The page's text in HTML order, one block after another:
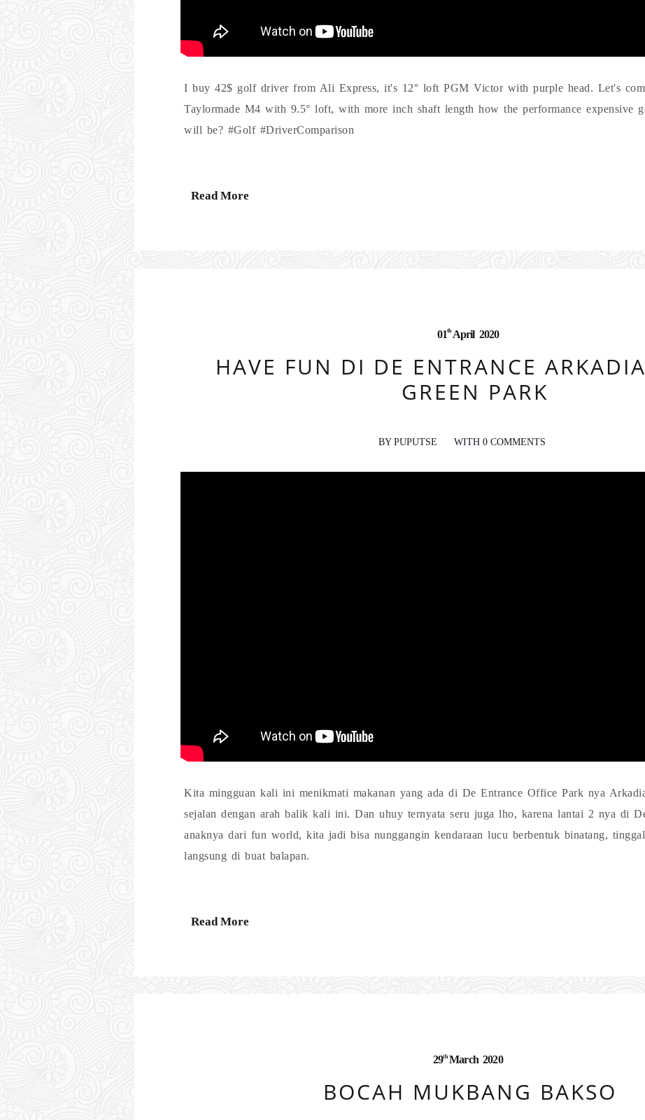
I buy 42$ golf driver from Ali Express, it's 12° loft PGM Victor with purple head. Let's
Taylormade M4 with 9.5° loft, with more inch shaft length how the performance expensive
will be? #Golf #DriverComparison
Read More
01th April 2020
HAVE FUN DI DE ENTRANCE
GREEN PARK
BY PUPUTSE WITH 0 COMMENTS
Kita mingguan kali ini menikmati makanan yang ada di De Entrance Office Park nya
sejalan dengan arah balik kali ini. Dan uhuy ternyata seru juga lho, karena lantai 2 nya di
anaknya dari fun world, kita jadi bisa nunggangin kendaraan lucu berbentuk binatang,
langsung di buat balapan.
Read More
29th March 2020
BOCAH MUKBANG BAKSO